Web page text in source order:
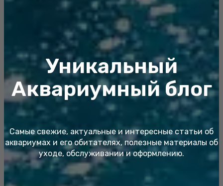
Уникальный
Аквариумный блог
Самые свежие, актуальные и интересные статьи об
аквариумах и его обитателях, полезные материалы об
уходе, обслуживании и оформлению.